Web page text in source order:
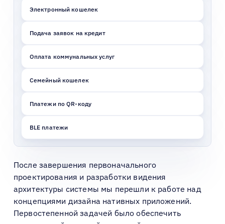
Электронный кошелек
Подача заявок на кредит
Оплата коммунальных услуг
Семейный кошелек
Платежи по QR-коду
BLE платежи
После завершения первоначального
проектирования и разработки видения
архитектуры системы мы перешли к работе над
концепциями дизайна нативных приложений.
Первостепенной задачей было обеспечить